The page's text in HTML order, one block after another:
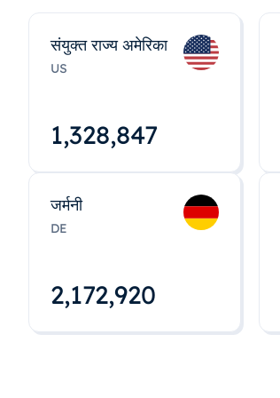
संयुक्त राज्य अमेरिका
US
1,328,848
जर्मनी
DE
2,172,922